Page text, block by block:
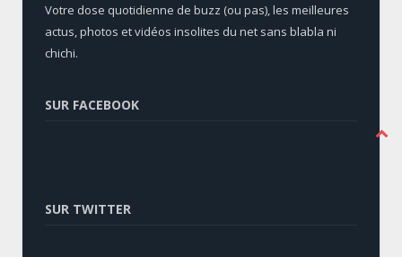
Votre dose quotidienne de buzz (ou pas), les meilleures
actus, photos et vidéos insolites du net sans blabla ni
chichi.
SUR FACEBOOK
SUR TWITTER